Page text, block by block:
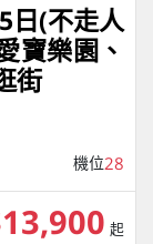
日(不走人
寶樂園、
街
機位28
起